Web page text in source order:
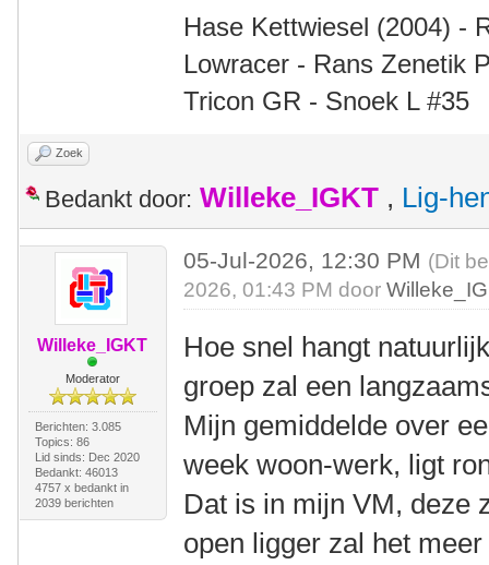
Hase Kettwiesel (2004) -
Lowracer - Rans Zenetik
Tricon GR - Snoek L #35
Zoek
Bedankt door: Willeke_IGKT , Lig-
Willeke_IGKT
Moderator
Berichten: 3.085
Topics: 86
Lid sinds: Dec 2020
Bedankt: 46013
4757 x bedankt in
2039 berichten
05-Jul-2026, 12:30 PM (Dit
2026, 01:43 PM door
Hoe snel hangt
groep zal een
Mijn gemiddelde over
week woon-werk, ligt
Dat is in mijn VM, deze
open ligger zal het